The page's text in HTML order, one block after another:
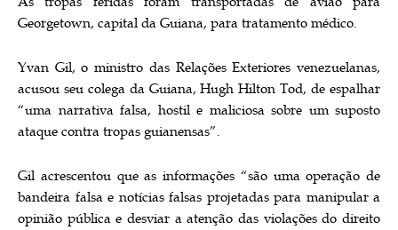
Georgetown, capital da Guiana, para tratamento médico.
Yvan Gil, o ministro das Relações Exteriores venezuelanas,
acusou seu colega da Guiana, Hugh Hilton Tod, de espalhar
“uma narrativa falsa, hostil e maliciosa sobre um suposto
ataque contra tropas guianensas”.
Gil acrescentou que as informações “são uma operação de
bandeira falsa e notícias falsas projetadas para manipular a
opinião pública e desviar a atenção das violações do direito